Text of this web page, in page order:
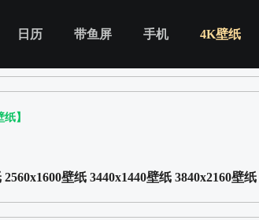
日历 带鱼屏 手机 4K壁纸
纸】
2560x1600壁纸 3440x1440壁纸 3840x2160壁纸